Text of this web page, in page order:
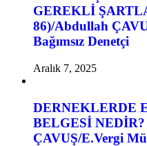
GEREKLİ
86)/Abdullah
Bağımsız Denetçi
Aralık 7, 2025
DERNEKLERDE
BELGESİ
ÇAVUŞ/E.Vergi